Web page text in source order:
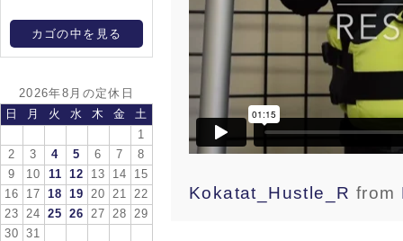
カゴの中を見る
2026年8月の定休日
日
月 火 水 木 金
土
1
2
3 4 5 6 7
8
9
10 11 12 13 14
15
16
17 18 19 20 21
22
23
24 25 26 27 28
29
30
31
Kokatat_Hustle_R from